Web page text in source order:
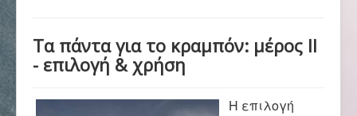
πλοήγησης
Αρχική
Σύλλογος
Τα πάντα για το κραμπόν: μέρος ΙΙ
- επιλογή & χρήση
Η επιλογή